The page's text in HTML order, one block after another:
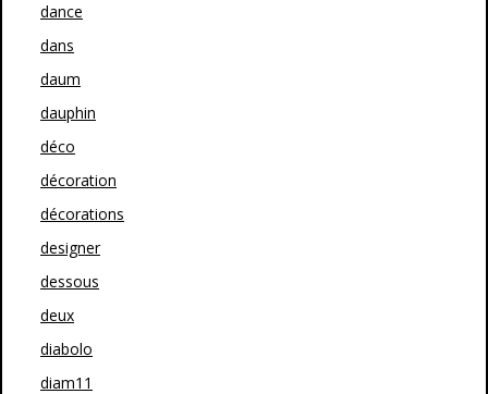
dance
dans
daum
dauphin
déco
décoration
décorations
designer
dessous
deux
diabolo
diam11